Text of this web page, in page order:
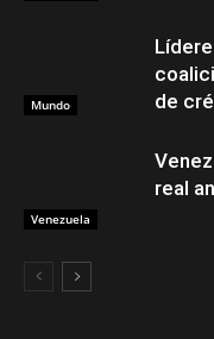
Mundo
de
Venezuela
real